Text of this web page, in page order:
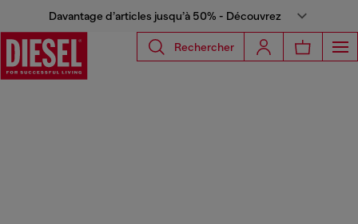
Davantage d’articles jusqu’à 50% - Découvrez
Rechercher